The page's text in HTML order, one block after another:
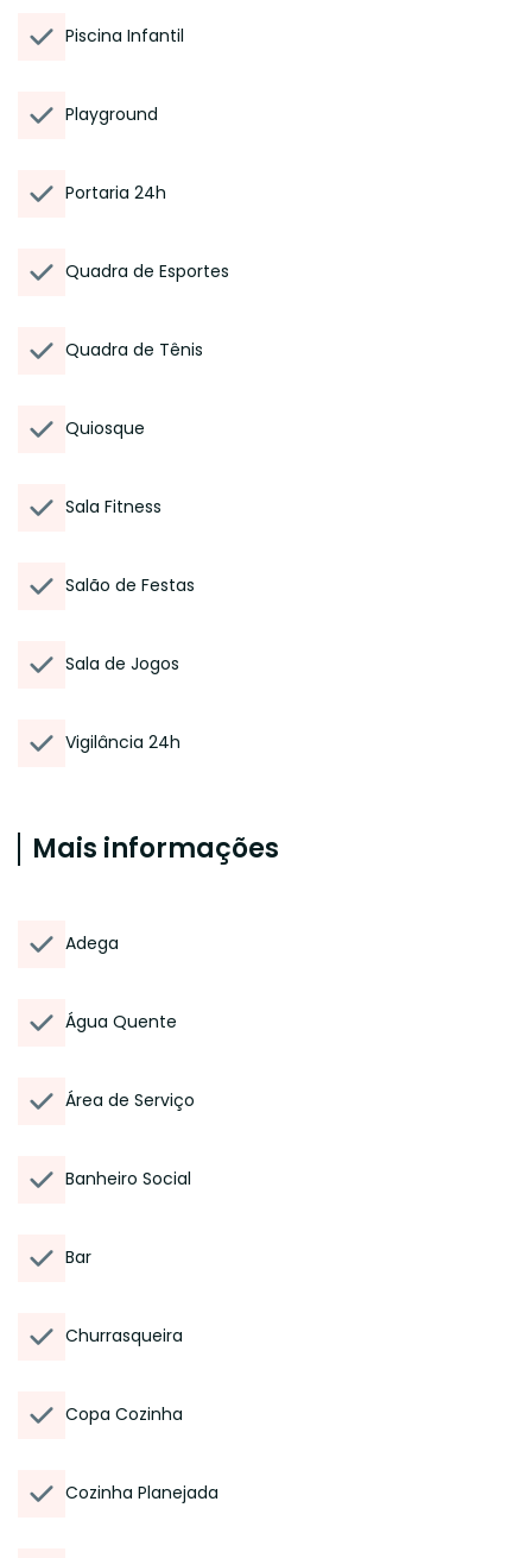
Piscina Infantil
Playground
Portaria 24h
Quadra de Esportes
Quadra de Tênis
Quiosque
Sala Fitness
Salão de Festas
Sala de Jogos
Vigilância 24h
Mais informações
Adega
Água Quente
Área de Serviço
Banheiro Social
Bar
Churrasqueira
Copa Cozinha
Cozinha Planejada